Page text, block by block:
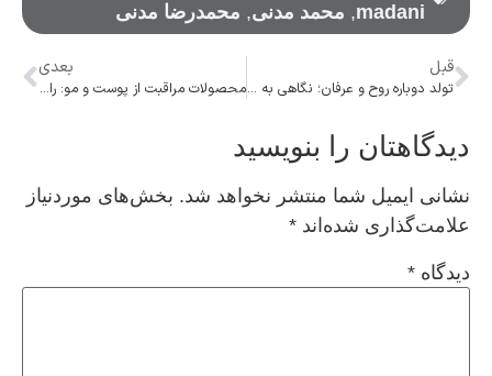
madani
, محمد مدنی, محمدرضا مدنی
قبل
تولد دوباره روح و عرفان؛ نگاهی به زندگی، عشق و آثار مولانا جلال‌الدین بلخی
بعدی
محصولات مراقبت از پوست و مو: راهنمای خرید آنلاین
دیدگاهتان را بنویسید
نشانی ایمیل شما منتشر نخواهد شد. بخش‌های موردنیاز
علامت‌گذاری شده‌اند *
دیدگاه *